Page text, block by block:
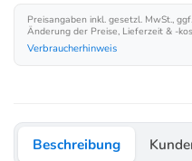
Preisangaben inkl. gesetzl. MwSt.,
Änderung der Preise, Lieferzeit & -
Verbraucherhinweis
Beschreibung